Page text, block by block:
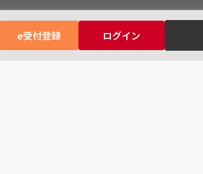
e受付登録 ログイン